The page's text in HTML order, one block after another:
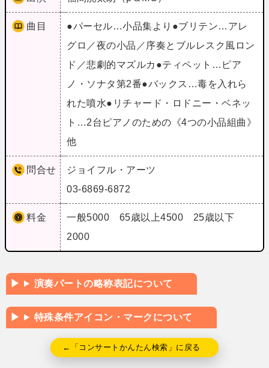
曲目
●パーセル…小品集より●ブリテン…アレ
グロ／夜の小品／序奏とブルレスク風ロン
ド／悲劇的マズルカ●ティペット…ピア
ノ・ソナタ第2番●バックス…毒を入れら
れた噴水●リチャード・ロドニー・ベネッ
ト…2台ピアノのための《4つの小品組曲》
他
問合せ
ジョイフル・アーツ
03-6869-6872
料金
一般5000 65歳以上4500 25歳以下
2000
演奏パートの略称表記について
特殊条件アイコン・マークについて
←「コンサートかんたん検索」に戻る